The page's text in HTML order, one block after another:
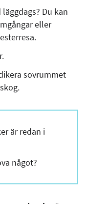
Du kan
eller
sovrummet
är redan i
något?